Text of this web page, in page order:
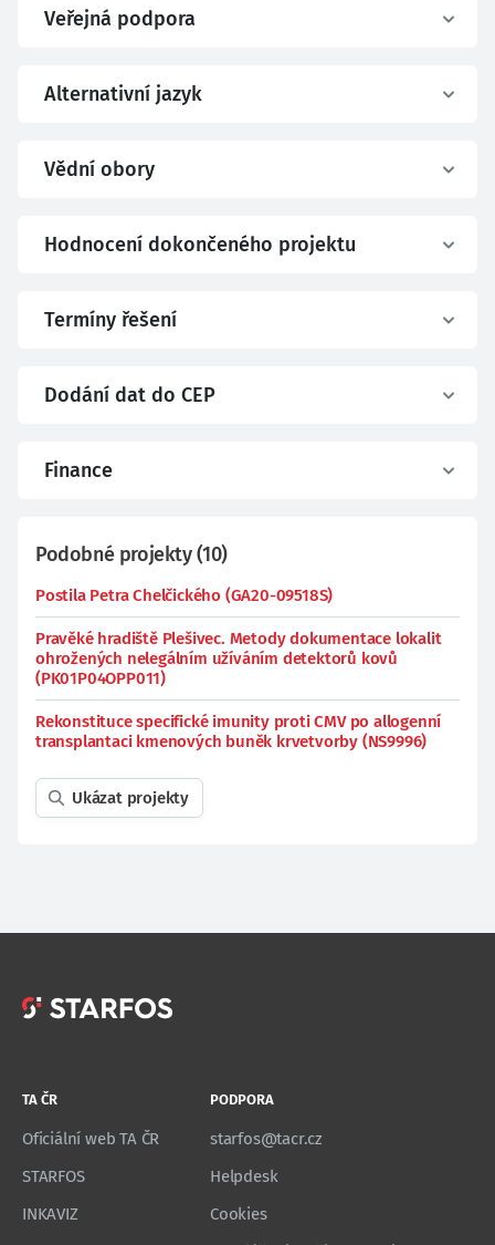
Veřejná podpora
Alternativní jazyk
Vědní obory
Hodnocení dokončeného projektu
Termíny řešení
Dodání dat do CEP
Finance
Podobné projekty(10)
Postila Petra Chelčického (GA20-09518S)
Pravěké hradiště Plešivec. Metody dokumentace lokalit
ohrožených nelegálním užíváním detektorů kovů
(PK01P04OPP011)
Rekonstituce specifické imunity proti CMV po allogenní
transplantaci kmenových buněk krvetvorby (NS9996)
Ukázat projekty
TA ČR
Oficiální web TA ČR
STARFOS
INKAVIZ
PODPORA
starfos@tacr.cz
Helpdesk
Cookies